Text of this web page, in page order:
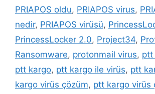
PRIAPOS oldu, PRIAPOS virus,
nedir, PRIAPOS virüsü,
PrincessLocker 2.0, Project34,
Ransomware, protonmail virus, ptt
ptt kargo, ptt kargo ile virüs, ptt
kargo virüs çözüm, ptt kargo virüs